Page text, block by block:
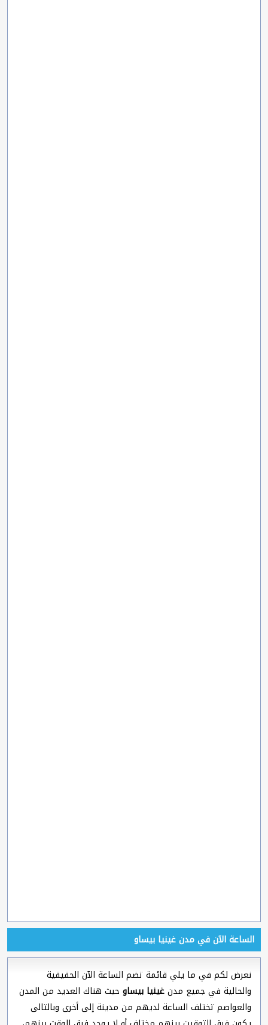
الساعة الآن في مدن غينيا بيساو
نعرض لكم في ما يلي قائمة تضم الساعة الآن الحقيقية
والحالية في جميع مدنغينيا بيساو حيث هناك العديد من المدن
والعواصم تختلف الساعة لديهم من مدينة إلى أخرى وبالتالى